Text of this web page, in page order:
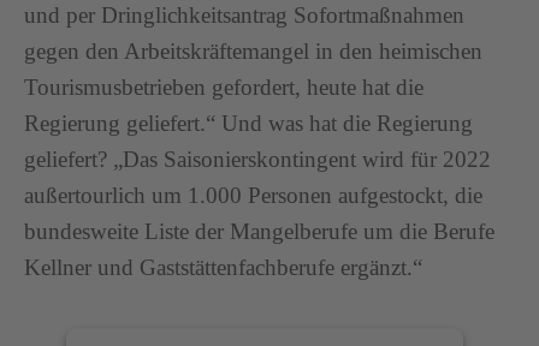
und per Dringlichkeitsantrag Sofortmaßnahmen
gegen den Arbeitskräftemangel in den heimischen
Tourismusbetrieben gefordert, heute hat die
Regierung geliefert.“ Und was hat die Regierung
geliefert? „Das Saisonierskontingent wird für 2022
außertourlich um 1.000 Personen aufgestockt, die
bundesweite Liste der Mangelberufe um die Berufe
Kellner und Gaststättenfachberufe ergänzt.“